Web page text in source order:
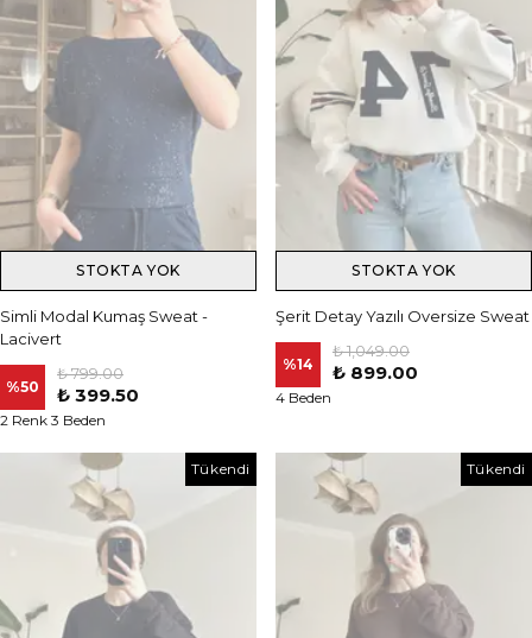
STOKTA YOK
Simli Modal Kumaş Sweat -
Lacivert
%50
₺ 799.00
₺ 399.50
2 Renk 3 Beden
STOKTA YOK
Şerit Detay Yazılı Oversize Sweat
%14
₺ 1,049.00
₺ 899.00
4 Beden
Tükendi Tükendi